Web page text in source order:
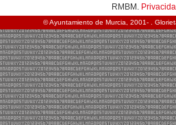
RMBM.
© Ayuntamiento de Murcia, 2001- .